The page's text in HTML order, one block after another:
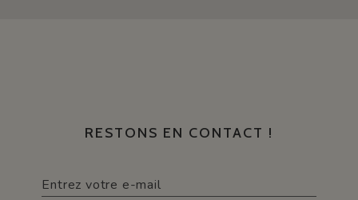
RESTONS EN CONTACT !